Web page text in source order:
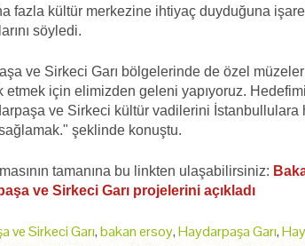
fazla kültür merkezine ihtiyaç duyduğuna
söyledi.
ve Sirkeci Garı bölgelerinde de özel
etmek için elimizden geleni yapıyoruz.
ve Sirkeci kültür vadilerini İstanbullulara
şeklinde konuştu.
tamanına bu linkten ulaşabilirsiniz:
ve Sirkeci Garı projelerini açıkladı
ve Sirkeci Garı,bakan ersoy,Haydarpaşa Garı,